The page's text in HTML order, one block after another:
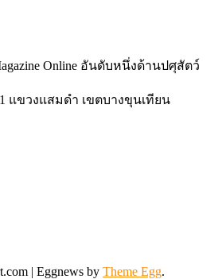
Online อันดับหนึ่งด้านปศุสัตว์
แขวงแสมดำ เขตบางขุนเทียน
| Eggnews by Theme Egg.